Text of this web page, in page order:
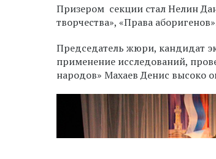
Призером секции стал Нелин
творчества», «Права
Председатель жюри, кандидат
применение исследований,
народов» Махаев Денис высоко